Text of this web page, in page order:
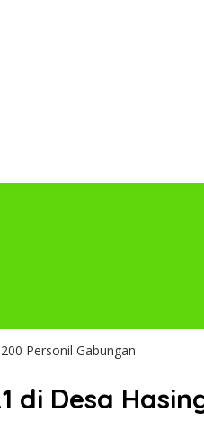
Personil Gabungan
di Desa